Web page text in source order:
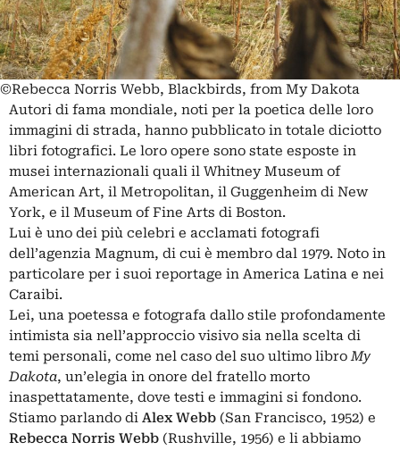
©Rebecca Norris Webb, Blackbirds, from My Dakota
Autori di fama mondiale, noti per la poetica delle loro
immagini di strada, hanno pubblicato in totale diciotto
libri fotografici. Le loro opere sono state esposte in
musei internazionali quali il Whitney Museum of
American Art, il Metropolitan, il Guggenheim di New
York, e il Museum of Fine Arts di Boston.
Lui è uno dei più celebri e acclamati fotografi
dell’agenzia Magnum, di cui è membro dal 1979. Noto in
particolare per i suoi reportage in America Latina e nei
Caraibi.
Lei, una poetessa e fotografa dallo stile profondamente
intimista sia nell’approccio visivo sia nella scelta di
temi personali, come nel caso del suo ultimo libroMy
Dakota, un’elegia in onore del fratello morto
inaspettatamente, dove testi e immagini si fondono.
Stiamo parlando di Alex Webb (San Francisco, 1952) e
Rebecca Norris Webb (Rushville, 1956) e li abbiamo